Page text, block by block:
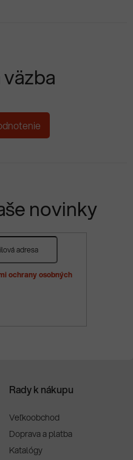
novinky
ochrany osobných
Rady k nákupu
Veľkoobchod
Doprava a platba
Katalógy